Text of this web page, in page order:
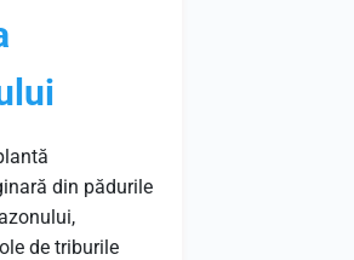
din pădurile
de triburile